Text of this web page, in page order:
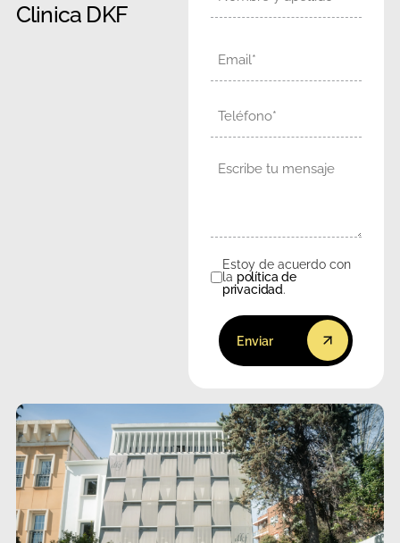
Clinica DKF
Consentimiento
Estoy de acuerdo con
la política de
privacidad.
Enviar